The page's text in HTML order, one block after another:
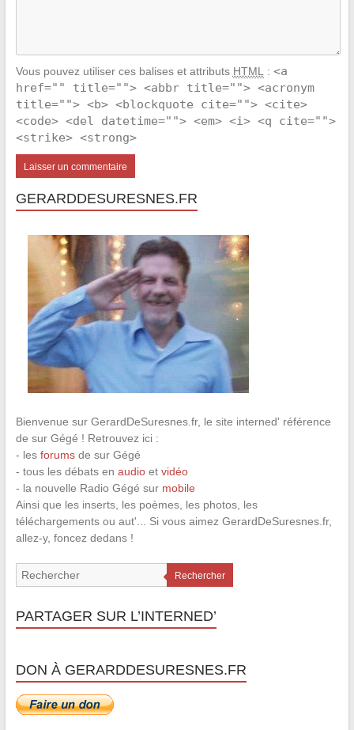
Vous pouvez utiliser ces balises et attributs HTML : <a
href="" title=""> <abbr title=""> <acronym
title=""> <b> <blockquote cite=""> <cite>
<code> <del datetime=""> <em> <i> <q cite="">
<strike> <strong>
GERARDDESURESNES.FR
Bienvenue sur GerardDeSuresnes.fr, le site interned' référence
de sur Gégé ! Retrouvez ici :
- les forumsde sur Gégé
- tous les débats en audioet vidéo
- la nouvelle Radio Gégé sur mobile
Ainsi que les inserts, les poèmes, les photos, les
téléchargements ou aut'... Si vous aimez GerardDeSuresnes.fr,
allez-y, foncez dedans !
Rechercher
PARTAGER SUR L’INTERNED’
DON À GERARDDESURESNES.FR